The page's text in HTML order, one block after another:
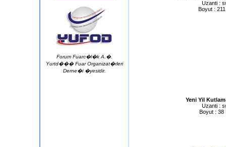
Forum Fuarc�l�k A.�.
Yurtd��� Fuar Organizat�rleri
Derne�i �yesidir.
Uzanti :
Boyut :
Yeni Yil
Uzanti :
Boyut : 38